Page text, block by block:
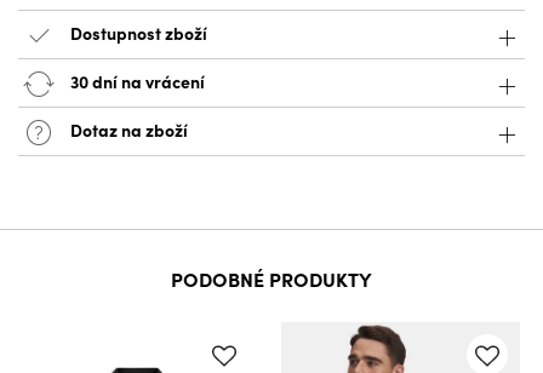
Dostupnost zboží
30 dní na vrácení
Dotaz na zboží
PODOBNÉ PRODUKTY